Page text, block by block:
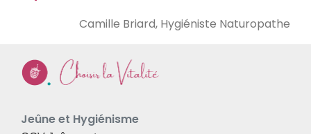
Camille Briard, Hygiéniste Naturopathe
Jeûne et Hygiénisme